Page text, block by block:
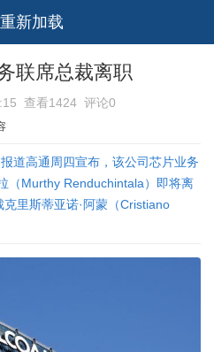
新加载
联席总裁离职
查看1424 评论0
道高通周四宣布，该公司芯片业务
（Murthy Renduchintala）即将离
里斯蒂亚诺·阿蒙（Cristiano